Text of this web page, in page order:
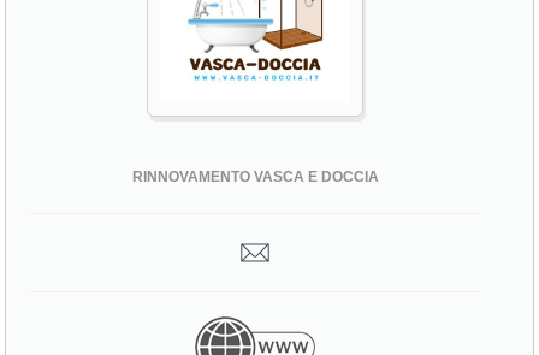
RINNOVAMENTO VASCA E DOCCIA